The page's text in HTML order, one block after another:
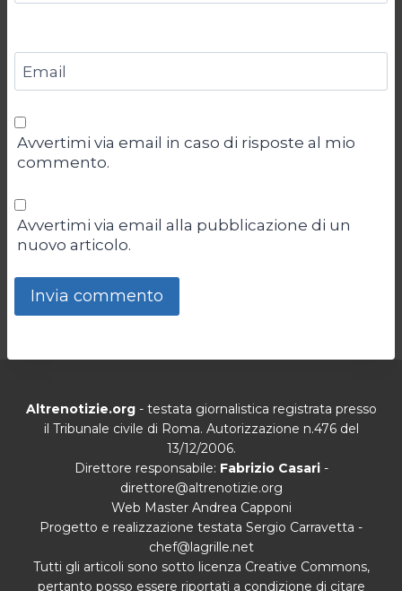
Email
Avvertimi via email in caso di risposte al mio
commento.
Avvertimi via email alla pubblicazione di un
nuovo articolo.
Altrenotizie.org- testata giornalistica registrata presso
il Tribunale civile di Roma. Autorizzazione n.476 del
13/12/2006.
Direttore responsabile: Fabrizio Casari-
direttore@altrenotizie.org
Web Master Andrea Capponi
Progetto e realizzazione testata Sergio Carravetta -
chef@lagrille.net
Tutti gli articoli sono sotto licenza Creative Commons,
pertanto posso essere riportati a condizione di citare